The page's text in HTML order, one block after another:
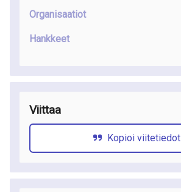
Organisaatiot
Hankkeet
Viittaa
Kopioi viitetiedot